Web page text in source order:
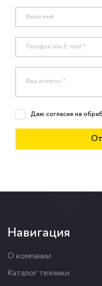
Даю согласие на
Навигация
О компании
Каталог техники